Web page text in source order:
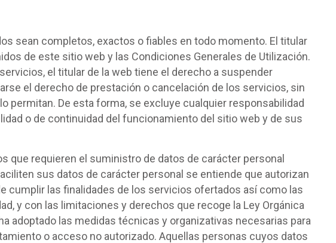
sean completos, exactos o fiables en todo momento. El titular
de este sitio web y las Condiciones Generales de Utilización.
el titular de la web tiene el derecho a suspender
el derecho de prestación o cancelación de los servicios, sin
permitan. De esta forma, se excluye cualquier responsabilidad
o de continuidad del funcionamiento del sitio web y de sus
que requieren el suministro de datos de carácter personal
sus datos de carácter personal se entiende que autorizan
cumplir las finalidades de los servicios ofertados así como las
y con las limitaciones y derechos que recoge la Ley Orgánica
adoptado las medidas técnicas y organizativas necesarias para
o acceso no autorizado. Aquellas personas cuyos datos